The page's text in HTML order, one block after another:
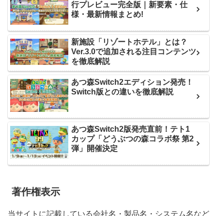
行プレビュー完全版｜新要素・仕
様・最新情報まとめ!
新施設「リゾートホテル」とは？
Ver.3.0で追加される注目コンテンツ
を徹底解説
あつ森Switch2エディション発売！
Switch版との違いを徹底解説
あつ森Switch2版発売直前！テト1
カップ「どうぶつの森コラボ祭 第2
弾」開催決定
著作権表示
当サイトに記載している会社名・製品名・システム名など